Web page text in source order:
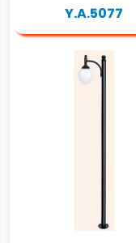
Y.A.5077